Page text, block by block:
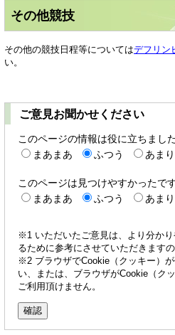
その他競技
その他の競技日程等についてはデフリン
い。
ご意見お聞かせください
このページの情報は役に立ちまし
まあまあ
ふつう あまり
このページは見つけやすかったで
まあまあ
ふつう あまり
※1 いただいたご意見は、より分か
るために参考にさせていただきます
※2 ブラウザでCookie（クッキー）
い、または、ブラウザがCookie（ク
ご利用頂けません。